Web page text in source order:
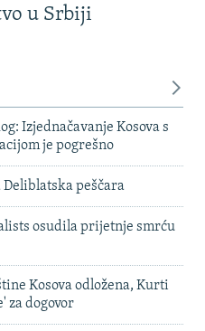
u Srbiji
Izjednačavanje Kosova s
je pogrešno
peščara
osudila prijetnje smrću
Kosova odložena, Kurti
za dogovor